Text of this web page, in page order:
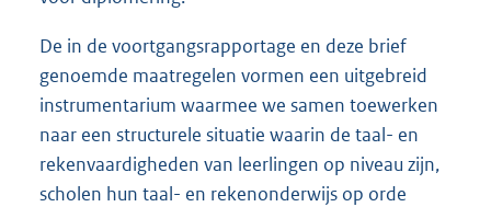
De in de voortgangsrapportage en deze brief
genoemde maatregelen vormen een uitgebreid
instrumentarium waarmee we samen toewerken
naar een structurele situatie waarin de taal- en
rekenvaardigheden van leerlingen op niveau zijn,
scholen hun taal- en rekenonderwijs op orde